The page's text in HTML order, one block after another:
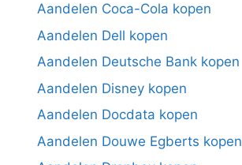
Aandelen Coca-Cola kopen
Aandelen Dell kopen
Aandelen Deutsche Bank kopen
Aandelen Disney kopen
Aandelen Docdata kopen
Aandelen Douwe Egberts kopen